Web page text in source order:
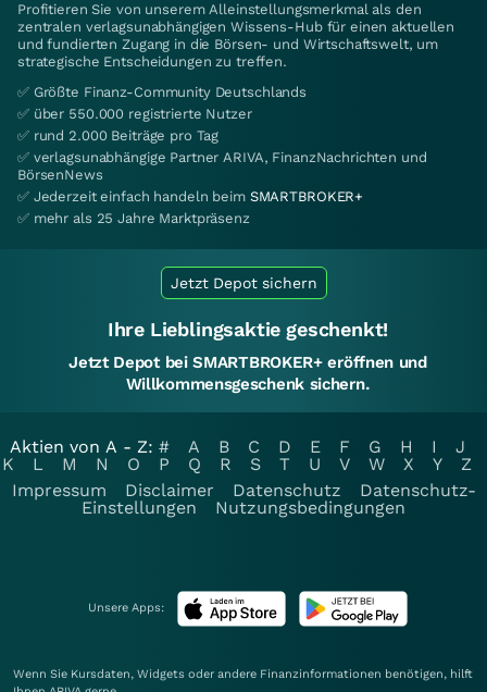
Profitieren Sie von unserem Alleinstellungsmerkmal als den
zentralen verlagsunabhängigen Wissens-Hub für einen aktuellen
und fundierten Zugang in die Börsen- und Wirtschaftswelt, um
strategische Entscheidungen zu treffen.
✅ Größte Finanz-Community Deutschlands
✅ über 550.000 registrierte Nutzer
✅ rund 2.000 Beiträge pro Tag
✅ verlagsunabhängige Partner ARIVA, FinanzNachrichten und
BörsenNews
✅ Jederzeit einfach handeln beim SMARTBROKER+
✅ mehr als 25 Jahre Marktpräsenz
Jetzt Depot sichern
Ihre Lieblingsaktie geschenkt!
Jetzt Depot bei SMARTBROKER+ eröffnen und
Willkommensgeschenk sichern.
Aktien von A - Z: # A B C D E F G H I
J
K
L M N O P Q R S T U V W X Y
Z
Impressum
Disclaimer Datenschutz
Datenschutz-
Einstellungen
Nutzungsbedingungen
Unsere Apps:
Wenn Sie Kursdaten, Widgets oder andere Finanzinformationen benötigen, hilft